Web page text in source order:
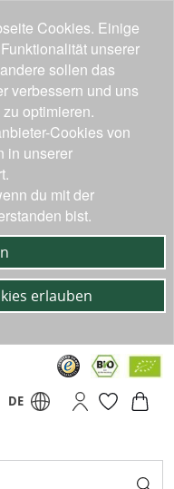
DE
Cookies. Einige
unserer
sollen das
verbessern und uns
optimieren.
Cookies von
in unserer
du mit der
bist.
erlauben